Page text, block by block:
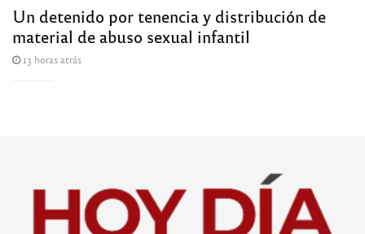
Un detenido por tenencia y distribución de
material de abuso sexual infantil
13 horas atrás